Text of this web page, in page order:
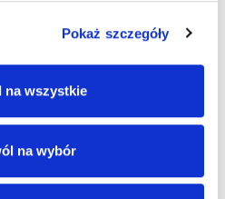
Pokaż szczegóły
na wszystkie
na wybór